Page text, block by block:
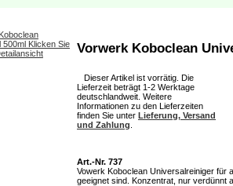
Vorwerk Koboclean
Dieser Artikel ist vorrätig. Die
Lieferzeit beträgt 1-2 Werktage
deutschlandweit. Weitere
Informationen zu den Lieferzeiten
finden Sie unter Lieferung, Versand
und Zahlung
Art.-Nr. 737
Vowerk Koboclean Universalreiniger für
geeignet sind. Konzentrat, nur verdünnt